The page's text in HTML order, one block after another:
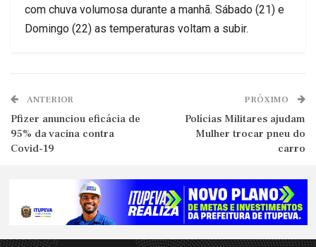
com chuva volumosa durante a manhã. Sábado (21) e
Domingo (22) as temperaturas voltam a subir.
ANTERIOR
Pfizer anunciou eficácia de
95% da vacina contra
Covid-19
PRÓXIMO
Polícias Militares ajudam
Mulher trocar pneu do
carro